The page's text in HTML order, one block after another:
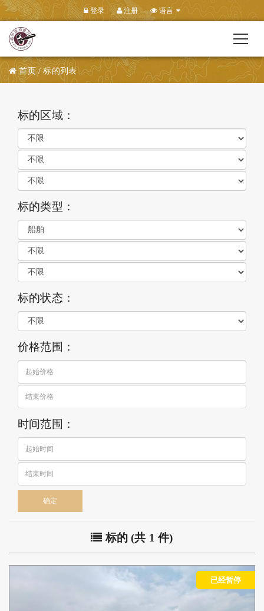
登录 注册 语言
首页 / 标的列表
标的区域：
标的类型：
标的状态：
价格范围：
时间范围：
确定
标的 (共 1 件)
已经暂停